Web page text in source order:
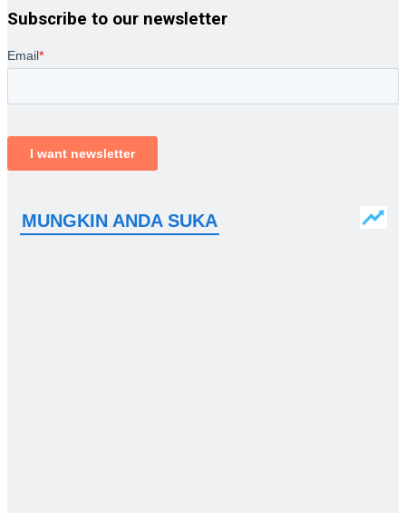
Subscribe to our newsletter